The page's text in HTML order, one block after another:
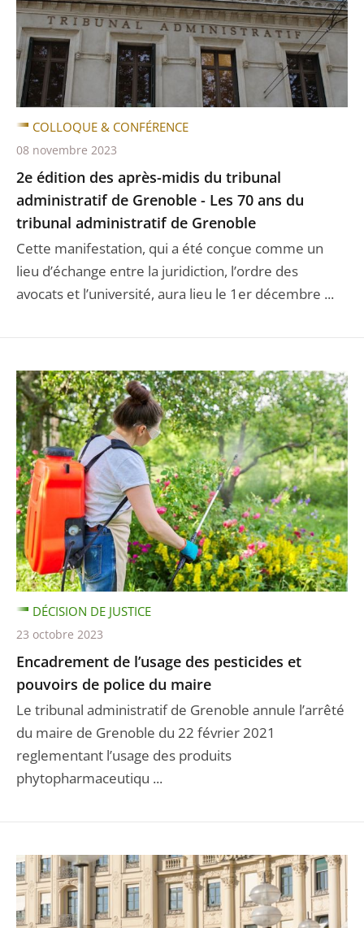
2e édition des après-midis du tribunal
administratif de Grenoble - Les 70 ans du
tribunal administratif de Grenoble
Cette manifestation, qui a été conçue comme un
lieu d’échange entre la juridiction, l’ordre des
avocats et l’université, aura lieu le 1er décembre ...
COLLOQUE & CONFÉRENCE
08 novembre 2023
Encadrement de l’usage des pesticides et
pouvoirs de police du maire
Le tribunal administratif de Grenoble annule l’arrêté
du maire de Grenoble du 22 février 2021
reglementant l’usage des produits
phytopharmaceutiqu ...
DÉCISION DE JUSTICE
23 octobre 2023